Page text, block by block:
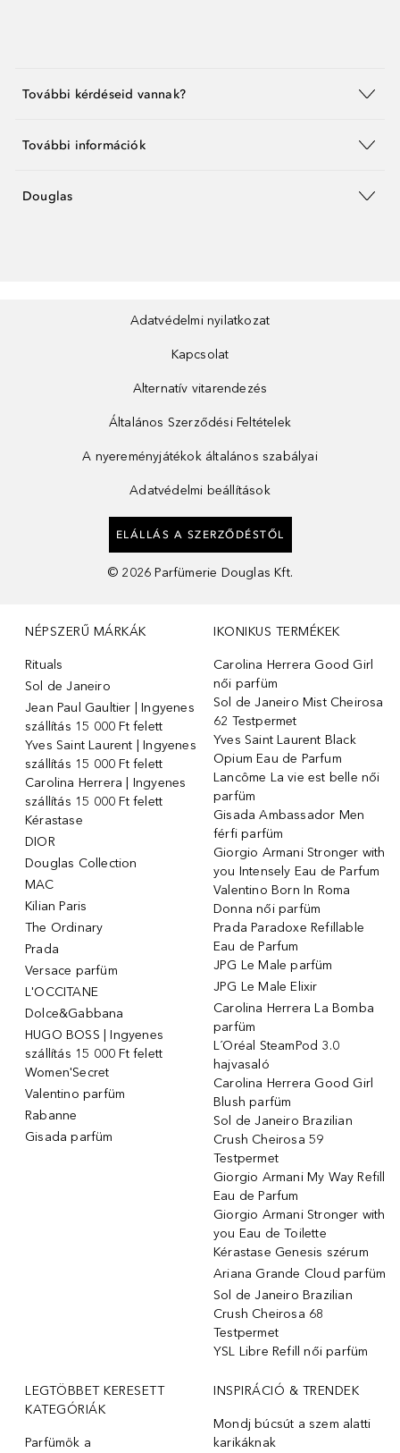
További kérdéseid vannak?
További információk
Douglas
Adatvédelmi nyilatkozat
Kapcsolat
Alternatív vitarendezés
Általános Szerződési Feltételek
A nyereményjátékok általános szabályai
Adatvédelmi beállítások
ELÁLLÁS A SZERZŐDÉSTŐL
© 2026 Parfümerie Douglas Kft.
NÉPSZERŰ MÁRKÁK
Rituals
Sol de Janeiro
Jean Paul Gaultier | Ingyenes
szállítás 15 000 Ft felett
Yves Saint Laurent | Ingyenes
szállítás 15 000 Ft felett
Carolina Herrera | Ingyenes
szállítás 15 000 Ft felett
Kérastase
DIOR
Douglas Collection
MAC
Kilian Paris
The Ordinary
Prada
Versace parfüm
L'OCCITANE
Dolce&Gabbana
HUGO BOSS | Ingyenes
szállítás 15 000 Ft felett
Women'Secret
Valentino parfüm
Rabanne
Gisada parfüm
IKONIKUS TERMÉKEK
Carolina Herrera Good Girl
női parfüm
Sol de Janeiro Mist Cheirosa
62 Testpermet
Yves Saint Laurent Black
Opium Eau de Parfum
Lancôme La vie est belle női
parfüm
Gisada Ambassador Men
férfi parfüm
Giorgio Armani Stronger with
you Intensely Eau de Parfum
Valentino Born In Roma
Donna női parfüm
Prada Paradoxe Refillable
Eau de Parfum
JPG Le Male parfüm
JPG Le Male Elixir
Carolina Herrera La Bomba
parfüm
L´Oréal SteamPod 3.0
hajvasaló
Carolina Herrera Good Girl
Blush parfüm
Sol de Janeiro Brazilian
Crush Cheirosa 59
Testpermet
Giorgio Armani My Way Refill
Eau de Parfum
Giorgio Armani Stronger with
you Eau de Toilette
Kérastase Genesis szérum
Ariana Grande Cloud parfüm
Sol de Janeiro Brazilian
Crush Cheirosa 68
Testpermet
YSL Libre Refill női parfüm
LEGTÖBBET KERESETT
KATEGÓRIÁK
Parfümök ️a
INSPIRÁCIÓ & TRENDEK
Mondj búcsút a szem alatti
karikáknak